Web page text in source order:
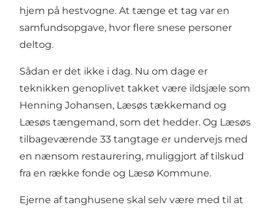
hjem på hestvogne. At tænge et tag var en
samfundsopgave, hvor flere snese personer
deltog.
Sådan er det ikke i dag. Nu om dage er
teknikken genoplivet takket være ildsjæle som
Henning Johansen, Læsøs tækkemand og
Læsøs tængemand, som det hedder. Og Læsøs
tilbageværende 33 tangtage er undervejs med
en nænsom restaurering, muliggjort af tilskud
fra en række fonde og Læsø Kommune.
Ejerne af tanghusene skal selv være med til at